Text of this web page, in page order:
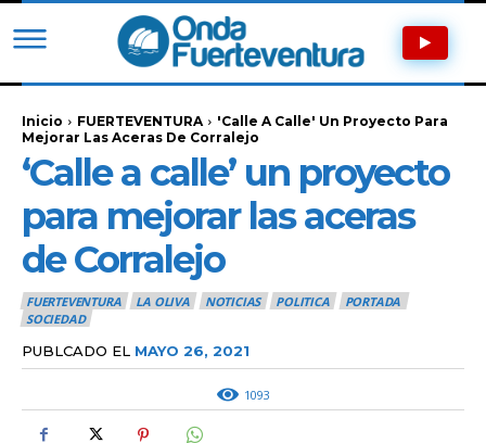
Inicio FUERTEVENTURA
'Calle A Calle' Un Proyecto Para
Mejorar Las Aceras De Corralejo
‘Calle a calle’ un proyecto
para mejorar las aceras
de Corralejo
FUERTEVENTURA LA OLIVA NOTICIAS POLITICA
PORTADA
SOCIEDAD
PUBLCADO EL MAYO 26, 2021
1093